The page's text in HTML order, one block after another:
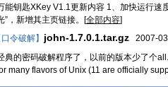
能钥匙XKey V1.1更新内容 1、加快运行速
”，新增其主页链接。[全部内容]
口令破解】 john-1.7.0.1.tar.gz 2007-
典的密码破解程序了，以前的版本少了个
many flavors of Unix (11 are officially